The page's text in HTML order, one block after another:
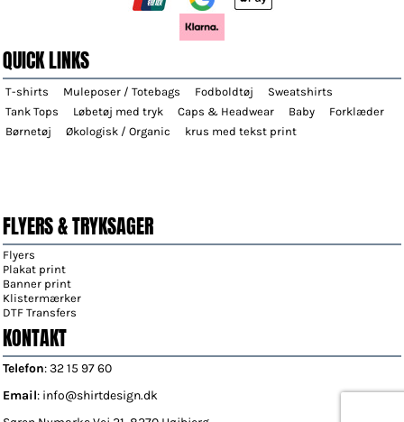
QUICK LINKS
T-shirts Muleposer / Totebags Fodboldtøj
Sweatshirts
Tank Tops
Løbetøj med tryk Caps & Headwear Baby
Forklæder
Børnetøj
Økologisk / Organic krus med tekst print
FLYERS & TRYKSAGER
Flyers
Plakat print
Banner print
Klistermærker
DTF Transfers
KONTAKT
Telefon: 32 15 97 60
Email: info@shirtdesign.dk